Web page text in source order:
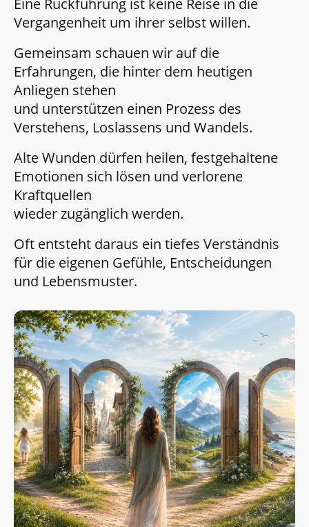
Eine Rückführung ist keine Reise in die
Vergangenheit um ihrer selbst willen.
Gemeinsam schauen wir auf die
Erfahrungen, die hinter dem heutigen
Anliegen stehen
und unterstützen einen Prozess des
Verstehens, Loslassens und Wandels.
Alte Wunden dürfen heilen, festgehaltene
Emotionen sich lösen und verlorene
Kraftquellen
wieder zugänglich werden.
Oft entsteht daraus ein tiefes Verständnis
für die eigenen Gefühle, Entscheidungen
und Lebensmuster.